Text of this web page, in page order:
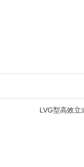
LVG型高效立